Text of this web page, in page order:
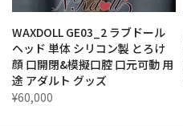
WAXDOLL GE03_2 ラブドール
ヘッド 単体 シリコン製 とろけ
顔 口開閉&模擬口腔 口元可動 用
途 アダルト グッズ
¥60,000